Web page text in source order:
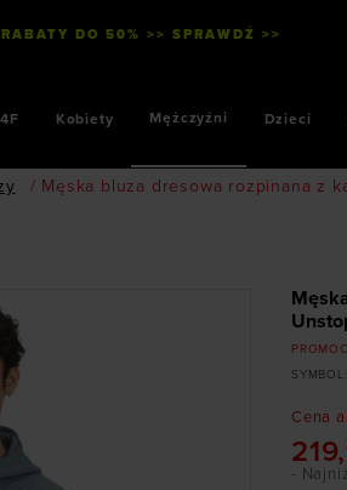
DO 50% >> SPRAWDŹ >>
4F Kobiety Mężczyźni Dzieci
/ Męska bluza dresowa rozpinana z
SYMBOL
Cena
-